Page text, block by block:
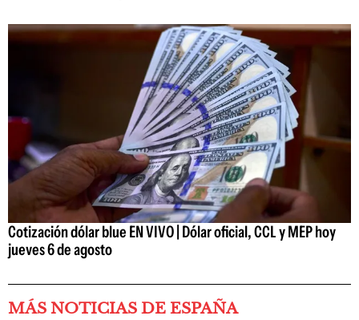
Cotización dólar blue EN VIVO | Dólar oficial, CCL y MEP hoy
jueves 6 de agosto
MÁS NOTICIAS DE ESPAÑA